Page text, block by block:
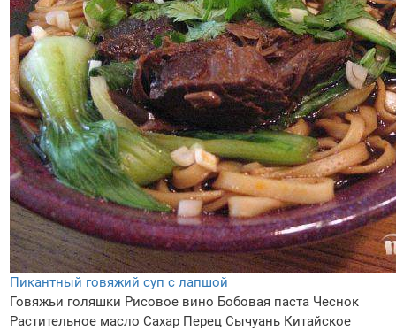
Пикантный говяжий суп с лапшой
Говяжьи голяшки Рисовое вино Бобовая паста Чеснок
Растительное масло Сахар Перец Сычуань Китайское